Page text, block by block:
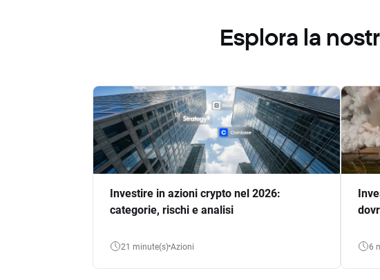
Esplora la
Investire in azioni crypto nel 2026:
categorie, rischi e analisi
21 minute(s) Azioni 6